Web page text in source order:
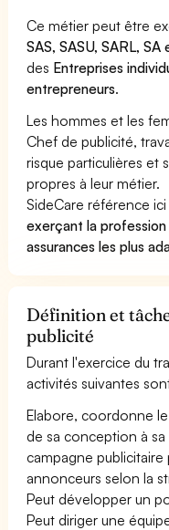
Ce métier peut être
SAS, SASU, SARL, SA
des Entreprises
entrepreneurs.
Les hommes et les
Chef de publicité,
risque particulières et
propres à leur métier.
SideCare référence
exerçant la
assurances les plus
Définition et
publicité
Durant l'exercice du
activités suivantes
Elabore, coordonne
de sa conception à
campagne
annonceurs selon la
Peut développer un
Peut diriger une